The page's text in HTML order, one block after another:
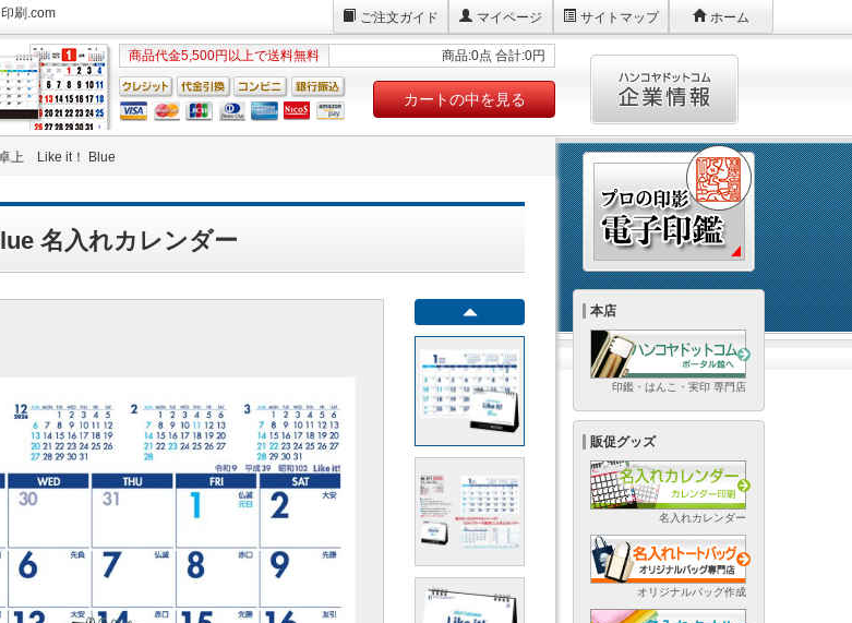
刷.com ご注文ガイド マイページ サイトマップ ホーム
商品代金5,500円以上で送料無料 商品:0点 合計:0円
カートの中を見る
上 Like it！ Blue
名入れカレンダー
本店
印鑑・はんこ・実印 専門店
販促グッズ
名入れカレンダー
オリジナルバッグ作成